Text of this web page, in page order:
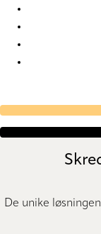
De unike